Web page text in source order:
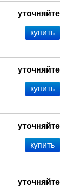
уточняйте
уточняйте
уточняйте
уточняйте